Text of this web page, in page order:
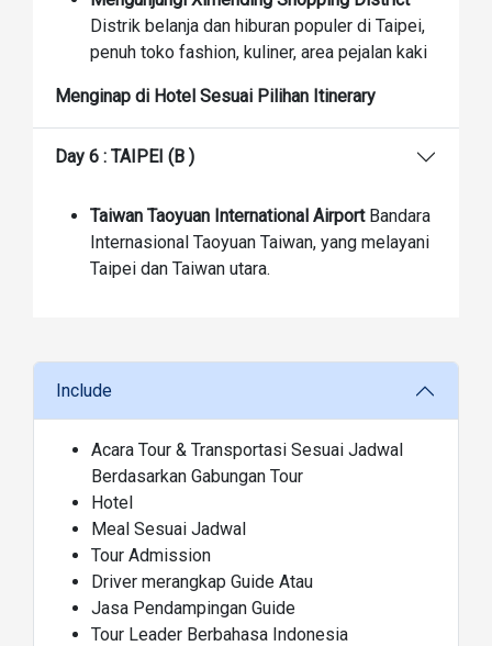
Distrik belanja dan hiburan populer di Taipei,
penuh toko fashion, kuliner, area pejalan kaki
Menginap di Hotel Sesuai Pilihan Itinerary
Day 6 : TAIPEI (B )
Taiwan Taoyuan International Airport Bandara
Internasional Taoyuan Taiwan, yang melayani
Taipei dan Taiwan utara.
Include
Acara Tour & Transportasi Sesuai Jadwal
Berdasarkan Gabungan Tour
Hotel
Meal Sesuai Jadwal
Tour Admission
Driver merangkap Guide Atau
Jasa Pendampingan Guide
Tour Leader Berbahasa Indonesia